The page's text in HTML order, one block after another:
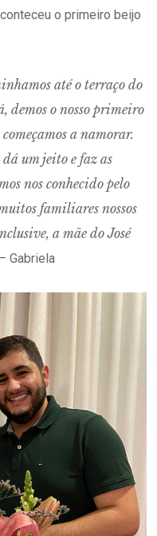
o primeiro beijo
até o terraço do
demos o nosso primeiro
a namorar.
dá um jeito e faz as
nos conhecido pelo
familiares nossos
a mãe do José
Gabriela